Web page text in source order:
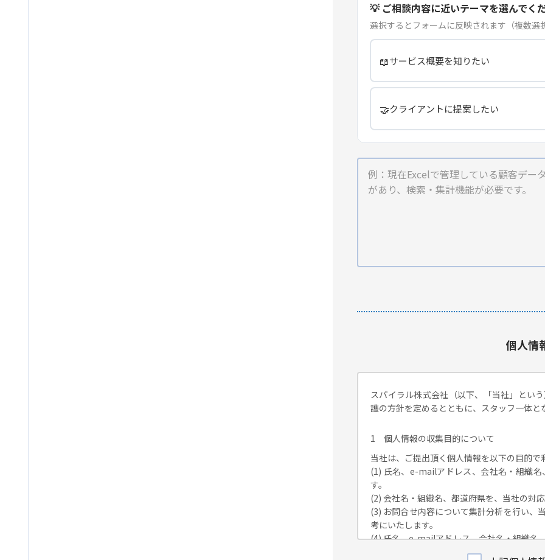
💡 ご相談内容に近いテーマを選んでく
選択するとフォームに反映されます（複数選
📖サービス概要を知りたい
🤝クライアントに提案したい
個人情
スパイラル株式会社（以下、「当社」とい
護の方針を定めるとともに、スタッフ一体
1 個人情報の収集目的について
当社は、ご提出頂く個人情報を以下の目的で
(1) 氏名、e-mailアドレス、会社名・組織
す。
(2) 会社名・組織名、都道府県を、当社の対
(3) お問合せ内容について集計分析を行い、
考にいたします。
(4) 氏名、e-mailアドレス、会社名・組織名
が独自に発信する情報（ブログ記事、ホワ